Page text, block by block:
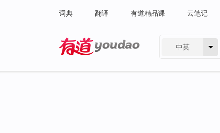
词典 翻译 有道精品课 云笔记
中英